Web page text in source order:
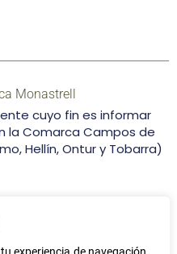
cuyo fin es informar
la Comarca Campos de
Hellín, Ontur y Tobarra)